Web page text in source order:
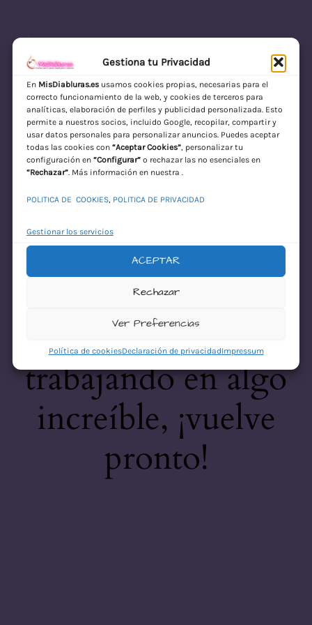
Gestiona tu Privacidad
En MisDiabluras.esusamos cookies propias, necesarias para el
correcto funcionamiento de la web, y cookies de terceros para
analíticas, elaboración de perfiles y publicidad personalizada. Esto
permite a nuestros socios, incluido Google, recopilar, compartir y
usar datos personales para personalizar anuncios. Puedes aceptar
todas las cookies con “Aceptar Cookies”, personalizar tu
configuración en “Configurar”o rechazar las no esenciales en
“Rechazar”. Más información en nuestra .
POLITICA DE COOKIES, POLITICA DE PRIVACIDAD
Gestionar los servicios
ACEPTAR
Rechazar
Ver Preferencias
Política de cookiesDeclaración de privacidadImpressum
MisDiabluras | Sexshop Online con Envío
Discreto en España
Acceder
¡Disculpa este
desastre! Estamos
trabajando en algo
increíble, ¡vuelve
pronto!